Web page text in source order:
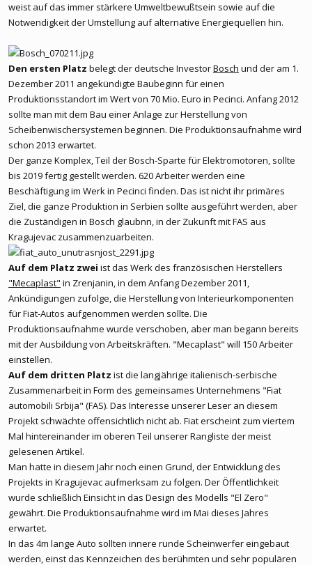
weist auf das immer stärkere Umweltbewußtsein sowie auf die
Notwendigkeit der Umstellung auf alternative Energiequellen hin.
Den ersten Platz belegt der deutsche InvestorBosch und der am 1.
Dezember 2011 angekündigte Baubeginn für einen
Produktionsstandort im Wert von 70 Mio. Euro in Pecinci. Anfang 2012
sollte man mit dem Bau einer Anlage zur Herstellung von
Scheibenwischersystemen beginnen. Die Produktionsaufnahme wird
schon 2013 erwartet.
Der ganze Komplex, Teil der Bosch-Sparte für Elektromotoren, sollte
bis 2019 fertig gestellt werden. 620 Arbeiter werden eine
Beschäftigung im Werk in Pecinci finden. Das ist nicht ihr primäres
Ziel, die ganze Produktion in Serbien sollte ausgeführt werden, aber
die Zuständigen in Bosch glaubnn, in der Zukunft mit FAS aus
Kragujevac zusammenzuarbeiten.
Auf dem Platz zwei ist das Werk des französischen Herstellers
"Mecaplast" in Zrenjanin, in dem Anfang Dezember 2011,
Ankündigungen zufolge, die Herstellung von Interieurkomponenten
für Fiat-Autos aufgenommen werden sollte. Die
Produktionsaufnahme wurde verschoben, aber man begann bereits
mit der Ausbildung von Arbeitskräften. "Mecaplast" will 150 Arbeiter
einstellen.
Auf dem dritten Platz ist die langjährige italienisch-serbische
Zusammenarbeit in Form des gemeinsames Unternehmens "Fiat
automobili Srbija" (FAS). Das Interesse unserer Leser an diesem
Projekt schwächte offensichtlich nicht ab. Fiat erscheint zum viertem
Mal hintereinander im oberen Teil unserer Rangliste der meist
gelesenen Artikel.
Man hatte in diesem Jahr noch einen Grund, der Entwicklung des
Projekts in Kragujevac aufmerksam zu folgen. Der Öffentlichkeit
wurde schließlich Einsicht in das Design des Modells "El Zero"
gewährt. Die Produktionsaufnahme wird im Mai dieses Jahres
erwartet.
In das 4m lange Auto sollten innere runde Scheinwerfer eingebaut
werden, einst das Kennzeichen des berühmten und sehr populären